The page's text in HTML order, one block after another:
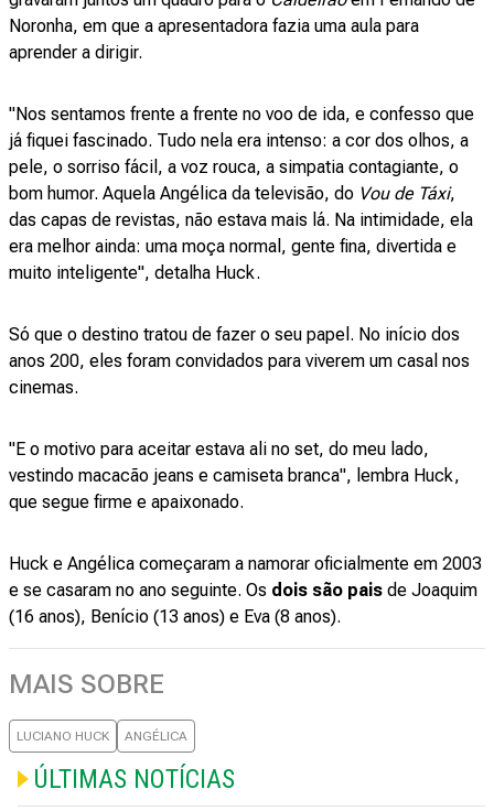
Noronha, em que a apresentadora fazia uma aula para
aprender a dirigir.
"Nos sentamos frente a frente no voo de ida, e confesso que
já fiquei fascinado. Tudo nela era intenso: a cor dos olhos, a
pele, o sorriso fácil, a voz rouca, a simpatia contagiante, o
bom humor. Aquela Angélica da televisão, do Vou de Táxi,
das capas de revistas, não estava mais lá. Na intimidade, ela
era melhor ainda: uma moça normal, gente fina, divertida e
muito inteligente", detalha Huck.
Só que o destino tratou de fazer o seu papel. No início dos
anos 200, eles foram convidados para viverem um casal nos
cinemas.
"E o motivo para aceitar estava ali no set, do meu lado,
vestindo macacão jeans e camiseta branca", lembra Huck,
que segue firme e apaixonado.
Huck e Angélica começaram a namorar oficialmente em 2003
e se casaram no ano seguinte. Os dois são pais de Joaquim
(16 anos), Benício (13 anos) e Eva (8 anos).
MAIS SOBRE
LUCIANO HUCK ANGÉLICA
ÚLTIMAS NOTÍCIAS